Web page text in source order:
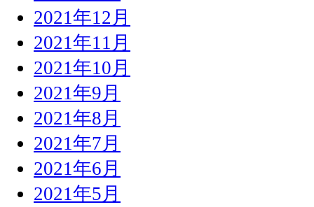
2021年12月
2021年11月
2021年10月
2021年9月
2021年8月
2021年7月
2021年6月
2021年5月